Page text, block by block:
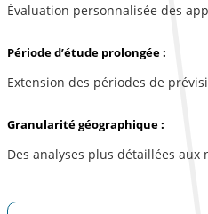
Évaluation personnalisée des
Période d’étude prolongée :
Extension des périodes de
Granularité géographique :
Des analyses plus détaillées